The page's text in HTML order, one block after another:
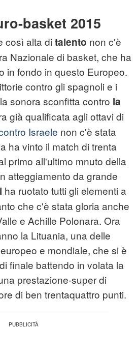
basket 2015
così alta di talento non c'è
Nazionale di basket, che ha
in fondo in questo Europeo.
contro gli spagnoli e i
sonora sconfitta contro la
già qualificata agli ottavi di
Israele non c'è stata
ha vinto il match di trenta
primo all'ultimo mnuto della
atteggiamento da grande
ha ruotato tutti gli elementi a
che c'è stata gloria anche
e Achille Polonara. Ora
la Lituania, una delle
e mondiale, che si è
finale battendo in volata la
prestazione-super di
di ben trentaquattro punti.